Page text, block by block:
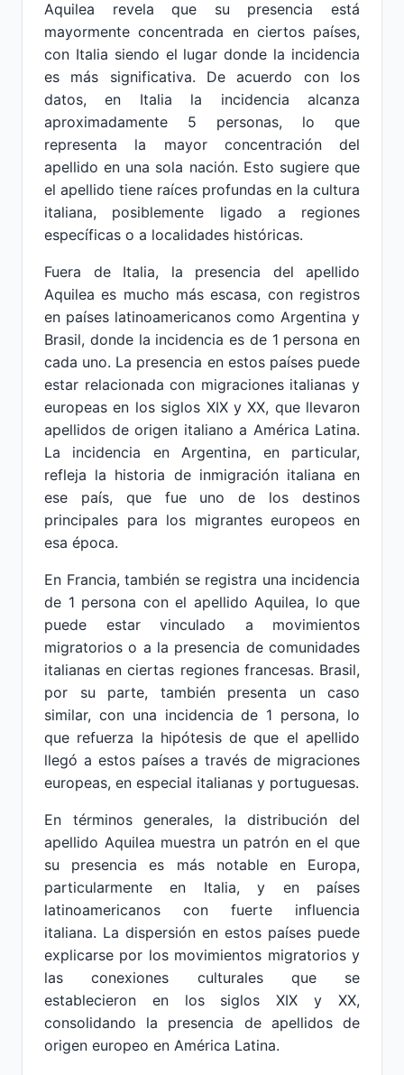
Aquilea revela que su presencia está
mayormente concentrada en ciertos países,
con Italia siendo el lugar donde la incidencia
es más significativa. De acuerdo con los
datos, en Italia la incidencia alcanza
aproximadamente 5 personas, lo que
representa la mayor concentración del
apellido en una sola nación. Esto sugiere que
el apellido tiene raíces profundas en la cultura
italiana, posiblemente ligado a regiones
específicas o a localidades históricas.
Fuera de Italia, la presencia del apellido
Aquilea es mucho más escasa, con registros
en países latinoamericanos como Argentina y
Brasil, donde la incidencia es de 1 persona en
cada uno. La presencia en estos países puede
estar relacionada con migraciones italianas y
europeas en los siglos XIX y XX, que llevaron
apellidos de origen italiano a América Latina.
La incidencia en Argentina, en particular,
refleja la historia de inmigración italiana en
ese país, que fue uno de los destinos
principales para los migrantes europeos en
esa época.
En Francia, también se registra una incidencia
de 1 persona con el apellido Aquilea, lo que
puede estar vinculado a movimientos
migratorios o a la presencia de comunidades
italianas en ciertas regiones francesas. Brasil,
por su parte, también presenta un caso
similar, con una incidencia de 1 persona, lo
que refuerza la hipótesis de que el apellido
llegó a estos países a través de migraciones
europeas, en especial italianas y portuguesas.
En términos generales, la distribución del
apellido Aquilea muestra un patrón en el que
su presencia es más notable en Europa,
particularmente en Italia, y en países
latinoamericanos con fuerte influencia
italiana. La dispersión en estos países puede
explicarse por los movimientos migratorios y
las conexiones culturales que se
establecieron en los siglos XIX y XX,
consolidando la presencia de apellidos de
origen europeo en América Latina.